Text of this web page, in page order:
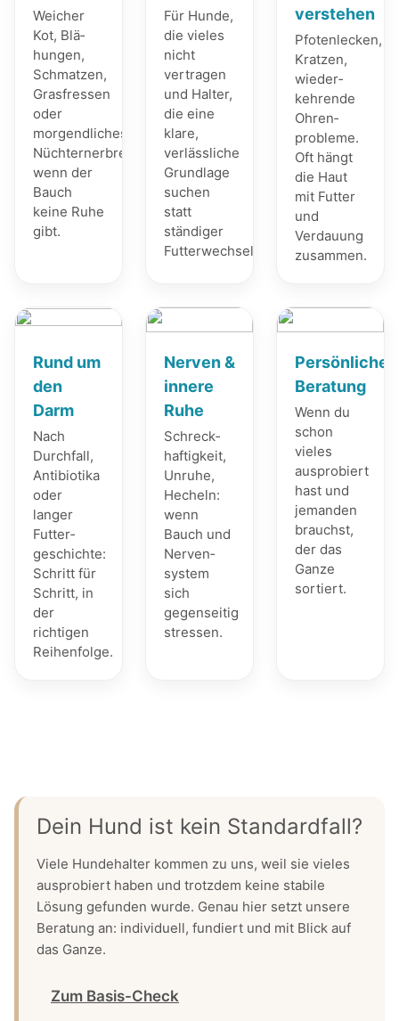
Weicher
Kot, Blä­
hungen,
Schmatzen,
Grasfressen
oder
morgendliches
Nüchternerbrechen:
wenn der
Bauch
keine Ruhe
gibt.
Für Hunde,
die vieles
nicht
vertragen
und Halter,
die eine
klare,
verlässliche
Grundlage
suchen
statt
ständiger
Futterwechsel.
verstehen
Pfotenlecken,
Kratzen,
wieder­
kehrende
Ohren­
probleme.
Oft hängt
die Haut
mit Futter
und
Verdauung
zusammen.
Rund um
den
Darm
Nach
Durchfall,
Anti­biotika
oder
langer
Futter­
geschichte:
Schritt für
Schritt, in
der
richtigen
Reihenfolge.
Nerven &
innere
Ruhe
Schreck­
haftigkeit,
Unruhe,
Hecheln:
wenn
Bauch und
Nerven­
system
sich
gegenseitig
stressen.
Persönliche
Beratung
Wenn du
schon
vieles
ausprobiert
hast und
jemanden
brauchst,
der das
Ganze
sortiert.
Dein Hund ist kein Standardfall?
Viele Hundehalter kommen zu uns, weil sie vieles
ausprobiert haben und trotzdem keine stabile
Lösung gefunden wurde. Genau hier setzt unsere
Beratung an: individuell, fundiert und mit Blick auf
das Ganze.
Zum Basis-Check